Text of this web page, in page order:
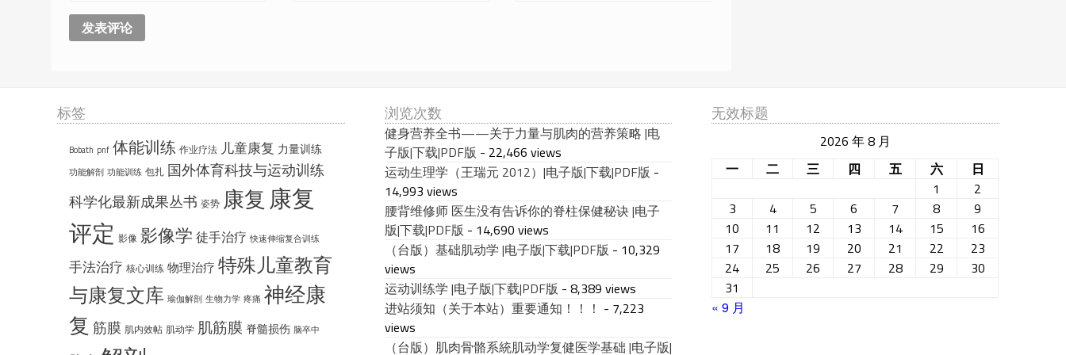
标签
Bobath pnf 体能训练 作业疗法 儿童康复 力量训练
功能解剖 功能训练 包扎 国外体育科技与运动训练
科学化最新成果丛书 姿势 康复康复
评定 影像 影像学 徒手治疗 快速伸缩复合训练
手法治疗 核心训练 物理治疗 特殊儿童教育
与康复文库 瑜伽解剖 生物力学 疼痛 神经康
复筋膜 肌内效帖 肌动学 肌筋膜 脊髓损伤 脑卒中
浏览次数
健身营养全书——关于力量与肌肉的营养策略 |电
子版|下载|PDF版 - 22,466 views
运动生理学（王瑞元 2012）|电子版|下载|PDF版 -
14,993 views
腰背维修师 医生没有告诉你的脊柱保健秘诀 |电子
版|下载|PDF版 - 14,690 views
（台版）基础肌动学 |电子版|下载|PDF版 - 10,329
views
运动训练学 |电子版|下载|PDF版 - 8,389 views
进站须知（关于本站）重要通知！！！ - 7,223
views
（台版）肌肉骨骼系統肌动学复健医学基础 |电子版|
无效标题
2026 年 8 月
一
二 三 四 五 六
日
1
2
3
4 5 6 7 8
9
10
11 12 13 14 15
16
17
18 19 20 21 22
23
24
25 26 27 28 29
30
31
« 9 月